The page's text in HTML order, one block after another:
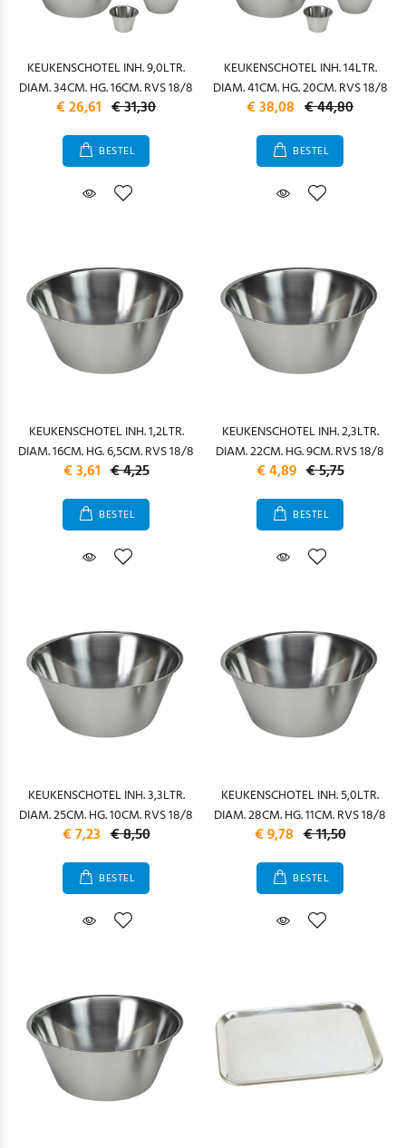
KEUKENSCHOTEL INH. 9,0LTR.
DIAM. 34CM. HG. 16CM. RVS 18/8
€ 26,61 € 31,30
BESTEL
KEUKENSCHOTEL INH. 14LTR.
DIAM. 41CM. HG. 20CM. RVS 18/8
€ 38,08 € 44,80
BESTEL
KEUKENSCHOTEL INH. 1,2LTR.
DIAM. 16CM. HG. 6,5CM. RVS 18/8
€ 3,61 € 4,25
BESTEL
KEUKENSCHOTEL INH. 2,3LTR.
DIAM. 22CM. HG. 9CM. RVS 18/8
€ 4,89 € 5,75
BESTEL
KEUKENSCHOTEL INH. 3,3LTR.
DIAM. 25CM. HG. 10CM. RVS 18/8
€ 7,23 € 8,50
BESTEL
KEUKENSCHOTEL INH. 5,0LTR.
DIAM. 28CM. HG. 11CM. RVS 18/8
€ 9,78 € 11,50
BESTEL